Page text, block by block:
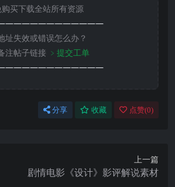
买下载全站所有资源
址失效或错误怎么办？
注帖子链接 ﹥提交工单
分享 收藏 点赞(0)
上一篇
剧情电影《设计》影评解说素材